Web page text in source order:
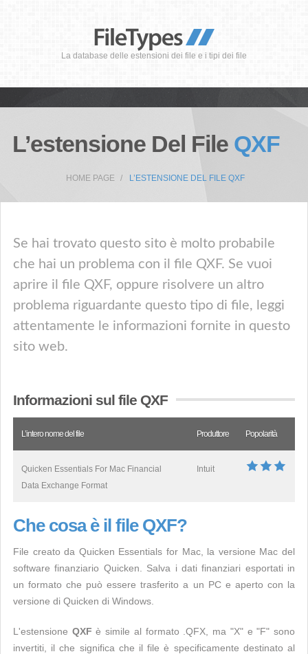
La database delle estensioni dei file e i tipi dei file
L’estensione Del File QXF
HOME PAGE L’ESTENSIONE DEL FILE QXF
Se hai trovato questo sito è molto probabile
che hai un problema con il file QXF. Se vuoi
aprire il file QXF, oppure risolvere un altro
problema riguardante questo tipo di file, leggi
attentamente le informazioni fornite in questo
sito web.
Informazioni sul file QXF
L’intero nome del file Produttore Popolarità
Quicken Essentials For Mac Financial
Data Exchange Format
Intuit
Che cosa è il file QXF?
File creato da Quicken Essentials for Mac, la versione Mac del
software finanziario Quicken. Salva i dati finanziari esportati in
un formato che può essere trasferito a un PC e aperto con la
versione di Quicken di Windows.
L'estensione QXF è simile al formato .QFX, ma "X" e "F" sono
invertiti, il che significa che il file è specificamente destinato al